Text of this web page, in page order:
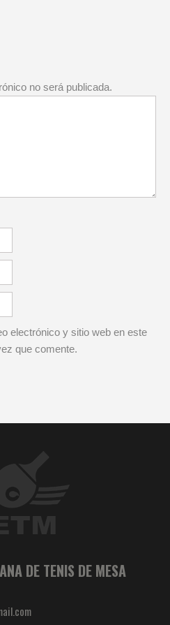
no será publicada.
electrónico y sitio web en este
que comente.
DE TENIS DE MESA